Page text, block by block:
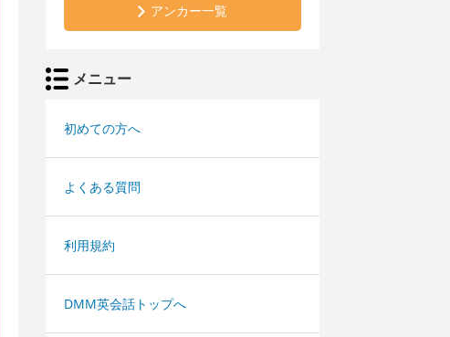
アンカー一覧
メニュー
初めての方へ
よくある質問
利用規約
DMM英会話トップへ